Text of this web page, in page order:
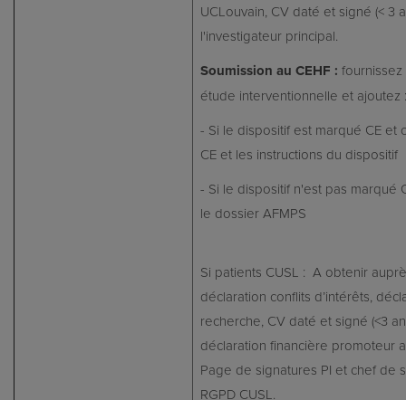
UCLouvain, CV daté et signé (< 3
l'investigateur principal.
Soumission au CEHF :
étude interventionnelle et ajoutez :
- Si le dispositif est marqué CE et
CE et les instructions du dispositif
- Si le dispositif n'est pas marqué
le dossier AFMPS
Si patients CUSL : A obtenir
déclaration conflits d’intérêts,
recherche, CV daté et signé (<3
déclaration financière promoteur
Page de signatures PI et chef de
RGPD CUSL.